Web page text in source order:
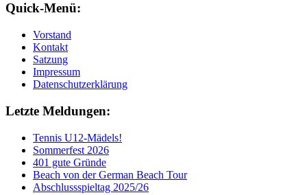
Quick-Menü:
Vorstand
Kontakt
Satzung
Impressum
Datenschutzerklärung
Letzte Meldungen:
Tennis U12-Mädels!
Sommerfest 2026
401 gute Gründe
Beach von der German Beach Tour
Abschlussspieltag 2025/26